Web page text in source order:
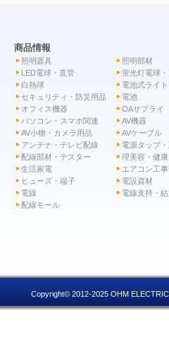
商品情報
照明器具
照明部材
LED電球・直管
蛍光灯電球
白熱球
電池式ライト
セキュリティ・防災用品
電池
オフィス機器
OAサプライ
パソコン・スマホ関連
AV機器
AV小物・カメラ用品
AVケーブル
アンテナ・テレビ配線
電源タップ
配線部材・テスター
理美容・健康
生活家電
エアコン工
ヒューズ・端子
電設資材
電線
電線支持・
配線モール
Copyright© 2012-2025 OHM